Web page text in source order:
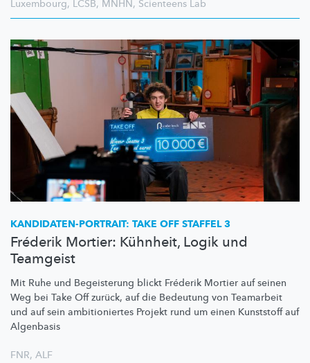
Luxembourg, LCSB, MNHN, Scienteens Lab
KANDIDATEN-PORTRAIT: TAKE OFF STAFFEL 3
Fréderik Mortier: Kühnheit, Logik und
Teamgeist
Mit Ruhe und Begeisterung blickt Fréderik Mortier auf seinen
Weg bei Take Off zurück, auf die Bedeutung von Teamarbeit
und auf sein ambitioniertes Projekt rund um einen Kunststoff auf
Algenbasis
FNR, ALF